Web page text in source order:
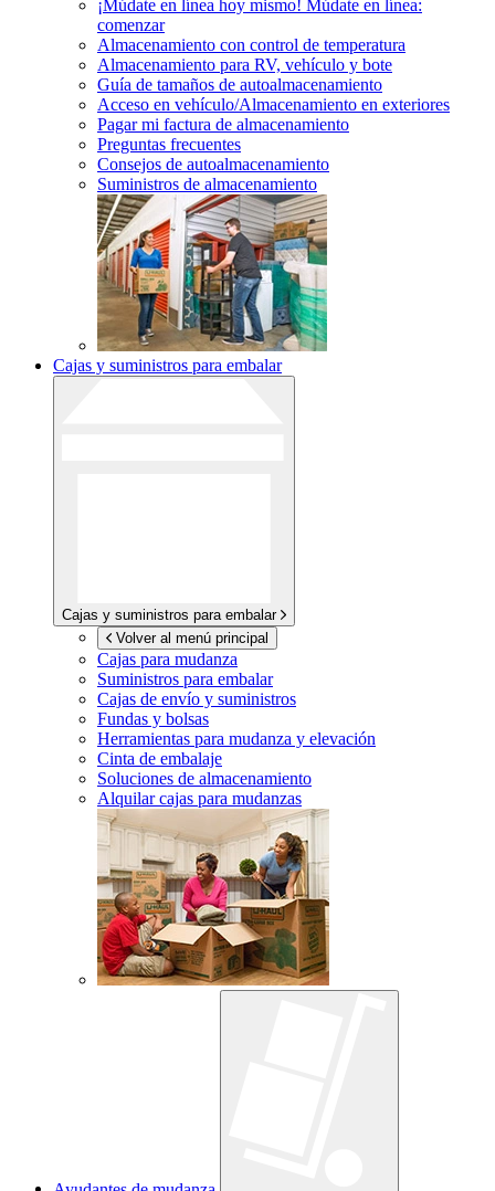
¡Múdate en línea hoy mismo! Múdate en línea:
comenzar
Almacenamiento con control de temperatura
Almacenamiento para RV, vehículo y bote
Guía de tamaños de autoalmacenamiento
Acceso en vehículo/Almacenamiento en exteriores
Pagar mi factura de almacenamiento
Preguntas frecuentes
Consejos de autoalmacenamiento
Suministros de almacenamiento
Cajas y suministros para embalar
Cajas y suministros para embalar
Volver al menú principal
Cajas para mudanza
Suministros para embalar
Cajas de envío y suministros
Fundas y bolsas
Herramientas para mudanza y elevación
Cinta de embalaje
Soluciones de almacenamiento
Alquilar cajas para mudanzas